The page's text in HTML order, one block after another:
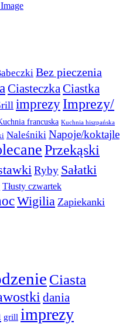
Bez pieczenia
CiasteczkaCiastka
imprezy Imprezy/
francuska Kuchnia hiszpańska
Naleśniki Napoje/koktajle
Przekąski
Ryby Sałatki
Tłusty czwartek
Wigilia Zapiekanki
Ciasta
dania
grill imprezy